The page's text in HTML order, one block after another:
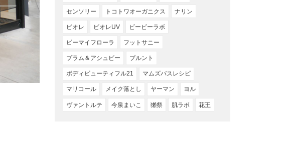
センソリー トコトワオーガニクス ナリン
ビオレ ビオレUV ビービーラボ
ビーマイフローラ フットサニー
プラム＆アシュビー プルント
ボディビューティフル21 マムズバスレシピ
マリコール メイク落とし ヤーマン ヨル
ヴァントルテ 今泉まいこ 獺祭 肌ラボ 花王